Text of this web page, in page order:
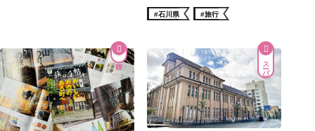
#石川県 #旅行
スーパー